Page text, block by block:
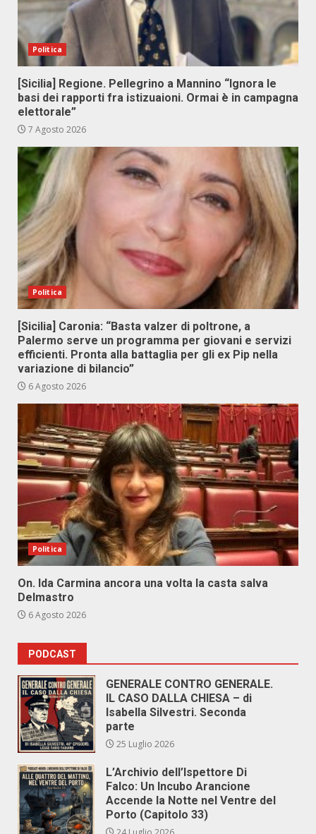
Politica
[Sicilia] Regione. Pellegrino a Mannino “Ignora le
basi dei rapporti fra istizuaioni. Ormai è in campagna
elettorale”
7 Agosto 2026
Politica
[Sicilia] Caronia: “Basta valzer di poltrone, a
Palermo serve un programma per giovani e servizi
efficienti. Pronta alla battaglia per gli ex Pip nella
variazione di bilancio”
6 Agosto 2026
Politica
On. Ida Carmina ancora una volta la casta salva
Delmastro
6 Agosto 2026
PODCAST
GENERALE CONTRO GENERALE.
IL CASO DALLA CHIESA – di
Isabella Silvestri. Seconda
parte
25 Luglio 2026
L’Archivio dell’Ispettore Di
Falco: Un Incubo Arancione
Accende la Notte nel Ventre del
Porto (Capitolo 33)